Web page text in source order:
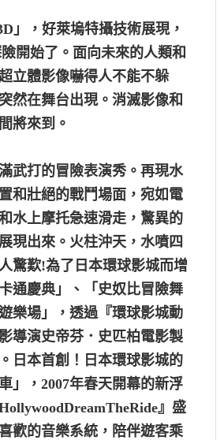
」，好萊塢特攝技術展現，
開始了。面向未來的人類和
立體影像嚇得人不能不躲
然在舞台出現。消滅影像和
將來到。
武打的冒險表演秀。再現水
和壯絕的戰鬥場面，宛如電
水上摩托急速滑走，驚異的
現出來。火柱沖天，水噴四
驚歎!為了日本環球影城而增
通慶典」、「史奴比冒險舞
樂場」，透過『環球影城動
導演史帝芬．史匹柏電影製
日本首創！日本環球影城的
」，2007年春天開幕的新浮
』盛
歡的音樂系統，陪伴遊客乘